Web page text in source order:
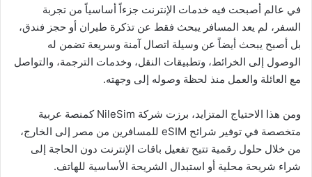
في عالم أصبحت فيه خدمات الإنترنت جزءاً أساسياً من تجربة
السفر، لم يعد المسافر يبحث فقط عن تذكرة طيران أو حجز فندق،
بل أصبح يبحث أيضاً عن وسيلة اتصال آمنة وسريعة تضمن له
الوصول إلى الخرائط، وتطبيقات النقل، وخدمات الترجمة، والتواصل
مع العائلة والعمل منذ لحظة وصوله إلى وجهته.
ومن هذا الاحتياج المتزايد، برزت شركة NileSim كمنصة عربية
متخصصة في توفير شرائح eSIM للمسافرين من مصر إلى الخارج،
من خلال حلول رقمية تتيح تفعيل باقات الإنترنت دون الحاجة إلى
شراء شريحة محلية أو استبدال الشريحة الأساسية للهاتف.